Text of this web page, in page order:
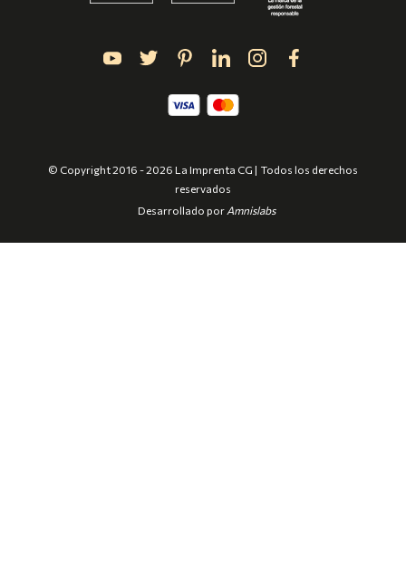
© Copyright 2016 - 2026 La Imprenta CG | Todos los derechos
reservados
Desarrollado por Amnislabs